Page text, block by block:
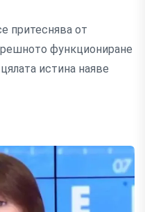
притеснява от
функциониране
истина наяве